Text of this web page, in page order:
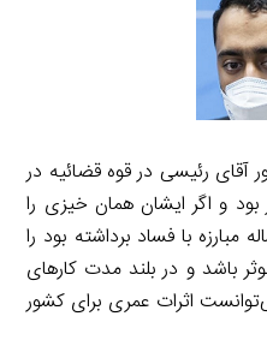
آقای رئیسی در قوه قضائیه در
بود و اگر ایشان همان خیزی را
مبارزه با فساد برداشته بود را
باشد و در بلند مدت کارهای
اثرات عمری برای کشور